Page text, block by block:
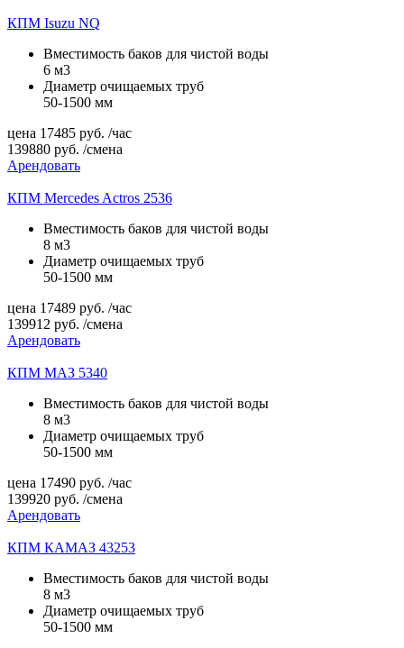
КПМ Isuzu NQ
Вместимость баков для чистой воды
6 м3
Диаметр очищаемых труб
50-1500 мм
цена 17485 руб. /час
139880 руб. /смена
Арендовать
КПМ Mercedes Actros 2536
Вместимость баков для чистой воды
8 м3
Диаметр очищаемых труб
50-1500 мм
цена 17489 руб. /час
139912 руб. /смена
Арендовать
КПМ МАЗ 5340
Вместимость баков для чистой воды
8 м3
Диаметр очищаемых труб
50-1500 мм
цена 17490 руб. /час
139920 руб. /смена
Арендовать
КПМ КАМАЗ 43253
Вместимость баков для чистой воды
8 м3
Диаметр очищаемых труб
50-1500 мм